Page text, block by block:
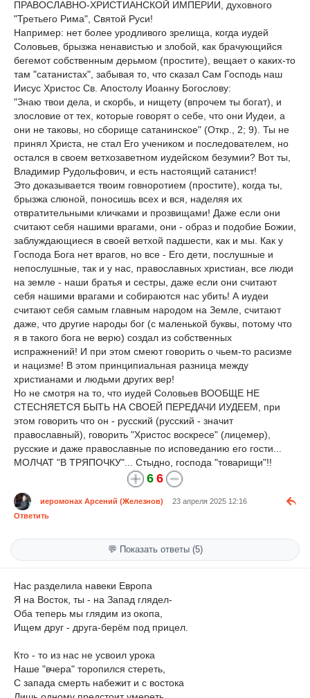
ПРАВОСЛАВНО-ХРИСТИАНСКОЙ ИМПЕРИИ, духовного
"Третьего Рима", Святой Руси!
Например: нет более уродливого зрелища, когда иудей
Соловьев, брызжа ненавистью и злобой, как брачующийся
бегемот собственным дерьмом (простите), вещает о каких-то
там "сатанистах", забывая то, что сказал Сам Господь наш
Иисус Христос Св. Апостолу Иоанну Богослову:
"Знаю твои дела, и скорбь, и нищету (впрочем ты богат), и
злословие от тех, которые говорят о себе, что они Иудеи, а
они не таковы, но сборище сатанинское" (Откр., 2; 9). Ты не
принял Христа, не стал Его учеником и последователем, но
остался в своем ветхозаветном иудейском безумии? Вот ты,
Владимир Рудольфович, и есть настоящий сатанист!
Это доказывается твоим говноротием (простите), когда ты,
брызжа слюной, поносишь всех и вся, наделяя их
отвратительными кличками и прозвищами! Даже если они
считают себя нашими врагами, они - образ и подобие Божии,
заблуждающиеся в своей ветхой падшести, как и мы. Как у
Господа Бога нет врагов, но все - Его дети, послушные и
непослушные, так и у нас, православных христиан, все люди
на земле - наши братья и сестры, даже если они считают
себя нашими врагами и собираются нас убить! А иудеи
считают себя самым главным народом на Земле, считают
даже, что другие народы бог (с маленькой буквы, потому что
я в такого бога не верю) создал из собственных
испражнений! И при этом смеют говорить о чьем-то расизме
и нацизме! В этом принципиальная разница между
христианами и людьми других вер!
Но не смотря на то, что иудей Соловьев ВООБЩЕ НЕ
СТЕСНЯЕТСЯ БЫТЬ НА СВОЕЙ ПЕРЕДАЧИ ИУДЕЕМ, при
этом говорить что он - русский (русский - значит
православный), говорить "Христос воскресе" (лицемер),
русские и даже православные по исповеданию его гости...
МОЛЧАТ "В ТРЯПОЧКУ"... Стыдно, господа "товарищи"!!
6 6
иеромонах Арсений (Железнов)
23 апреля 2025 12:16
Ответить
💬 Показать ответы (5)
Нас разделила навеки Европа
Я на Восток, ты - на Запад глядел-
Оба теперь мы глядим из окопа,
Ищем друг - друга-берём под прицел.
Кто - то из нас не усвоил урока
Наше "вчера" торопился стереть,
С запада смерть набежит и с востока